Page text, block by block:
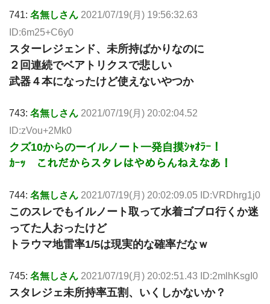
741: 名無しさん 2021/07/19(月) 19:56:32.63
ID:6m25+C6y0
スターレジェンド、未所持ばかりなのに
２回連続でベアトリクスで悲しい
武器４本になったけど使えないやつか
743: 名無しさん 2021/07/19(月) 20:02:04.52
ID:zVou+2Mk0
クズ10からのーイルノート一発自摸ｼｬｵﾗｰ！
ｶｰｯ これだからスタレはやめらんねえなあ！
744: 名無しさん 2021/07/19(月) 20:02:09.05 ID:VRDhrg1j0
このスレでもイルノート取って水着ゴブロ行くか迷
ってた人おったけど
トラウマ地雷率1/5は現実的な確率だなｗ
745: 名無しさん 2021/07/19(月) 20:02:51.43 ID:2mlhKsgI0
スタレジェ未所持率五割、いくしかないか？